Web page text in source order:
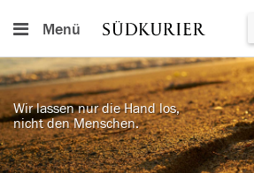
Menü
Wir lassen nur die Hand los,
nicht den Menschen.